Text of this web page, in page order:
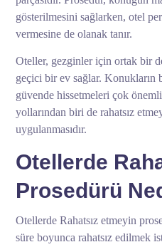
gösterilmesini sağlarken, otel
vermesine de olanak tanır.
Oteller, gezginler için ortak bir
geçici bir ev sağlar. Konukların
güvende hissetmeleri çok
yollarından biri de rahatsız
uygulanmasıdır.
Otellerde
Prosedürü
Otellerde Rahatsız etmeyin
süre boyunca rahatsız edilmek